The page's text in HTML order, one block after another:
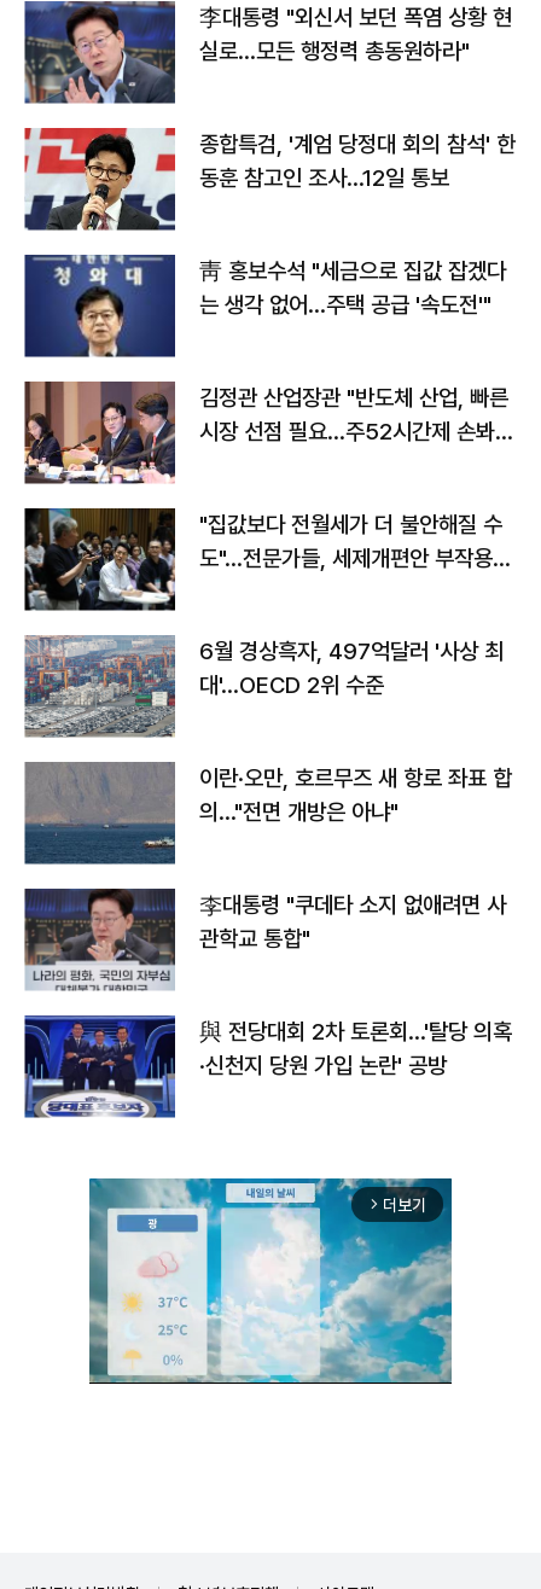
李대통령 "외신서 보던 폭염 상황 현
실로…모든 행정력 총동원하라"
종합특검, '계엄 당정대 회의 참석' 한
동훈 참고인 조사...12일 통보
靑 홍보수석 "세금으로 집값 잡겠다
는 생각 없어…주택 공급 '속도전'"
김정관 산업장관 "반도체 산업, 빠른
시장 선점 필요…주52시간제 손봐
"집값보다 전월세가 더 불안해질 수
도"…전문가들, 세제개편안 부작용
6월 경상흑자, 497억달러 '사상 최
대'…OECD 2위 수준
이란·오만, 호르무즈 새 항로 좌표 합
의…"전면 개방은 아냐"
李대통령 "쿠데타 소지 없애려면 사
관학교 통합"
與 전당대회 2차 토론회…'탈당 의혹
·신천지 당원 가입 논란' 공방
arrow_forward_ios 더보기